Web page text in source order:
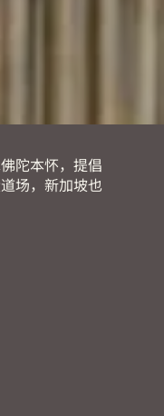
陀本怀，提倡
场，新加坡也